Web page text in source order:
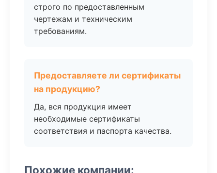
строго по предоставленным
чертежам и техническим
требованиям.
Предоставляете ли сертификаты
на продукцию?
Да, вся продукция имеет
необходимые сертификаты
соответствия и паспорта качества.
Похожие компании: